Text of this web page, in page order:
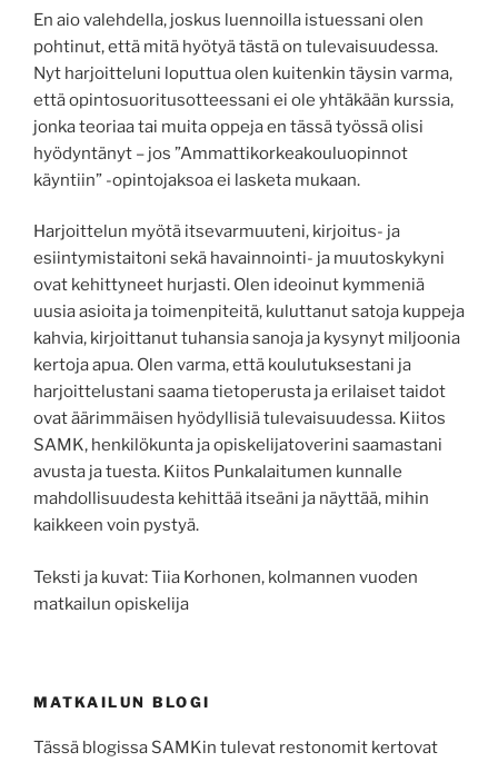
En aio valehdella, joskus luennoilla istuessani olen
pohtinut, että mitä hyötyä tästä on tulevaisuudessa.
Nyt harjoitteluni loputtua olen kuitenkin täysin varma,
että opintosuoritusotteessani ei ole yhtäkään kurssia,
jonka teoriaa tai muita oppeja en tässä työssä olisi
hyödyntänyt – jos ”Ammattikorkeakouluopinnot
käyntiin” -opintojaksoa ei lasketa mukaan.
Harjoittelun myötä itsevarmuuteni, kirjoitus- ja
esiintymistaitoni sekä havainnointi- ja muutoskykyni
ovat kehittyneet hurjasti. Olen ideoinut kymmeniä
uusia asioita ja toimenpiteitä, kuluttanut satoja kuppeja
kahvia, kirjoittanut tuhansia sanoja ja kysynyt miljoonia
kertoja apua. Olen varma, että koulutuksestani ja
harjoittelustani saama tietoperusta ja erilaiset taidot
ovat äärimmäisen hyödyllisiä tulevaisuudessa. Kiitos
SAMK, henkilökunta ja opiskelijatoverini saamastani
avusta ja tuesta. Kiitos Punkalaitumen kunnalle
mahdollisuudesta kehittää itseäni ja näyttää, mihin
kaikkeen voin pystyä.
Teksti ja kuvat: Tiia Korhonen, kolmannen vuoden
matkailun opiskelija
MATKAILUN BLOGI
Tässä blogissa SAMKin tulevat restonomit kertovat